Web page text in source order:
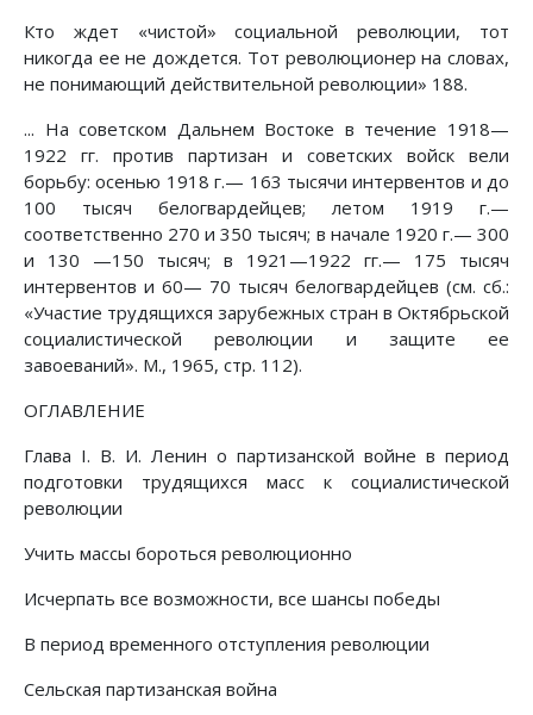
Кто ждет «чистой» социальной революции, тот
никогда ее не дождется. Тот революционер на словах,
не понимающий действительной революции» 188.
... На советском Дальнем Востоке в течение 1918—
1922 гг. против партизан и советских войск вели
борьбу: осенью 1918 г.— 163 тысячи интервентов и до
100 тысяч белогвардейцев; летом 1919 г.—
соответственно 270 и 350 тысяч; в начале 1920 г.— 300
и 130 —150 тысяч; в 1921—1922 гг.— 175 тысяч
интервентов и 60— 70 тысяч белогвардейцев (см. сб.:
«Участие трудящихся зарубежных стран в Октябрьской
социалистической революции и защите ее
завоеваний». М., 1965, стр. 112).
ОГЛАВЛЕНИЕ
Глава I. В. И. Ленин о партизанской войне в период
подготовки трудящихся масс к социалистической
революции
Учить массы бороться революционно
Исчерпать все возможности, все шансы победы
В период временного отступления революции
Сельская партизанская война